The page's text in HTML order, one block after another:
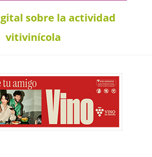
sobre la actividad
vitivinícola